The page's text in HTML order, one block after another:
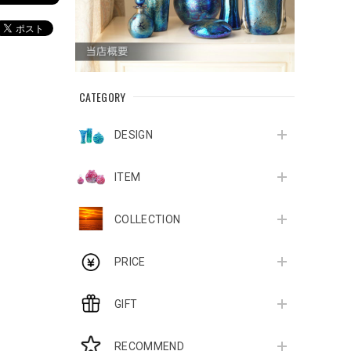
CATEGORY
DESIGN
ITEM
COLLECTION
PRICE
GIFT
RECOMMEND